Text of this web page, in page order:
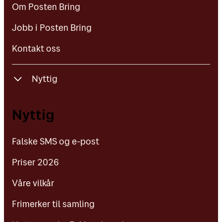
Om Posten Bring
Jobb i Posten Bring
Kontakt oss
Nyttig
Falske SMS og e-post
Nyttig
Falske SMS og e-post
Priser 2026
Våre vilkår
Frimerker til samling